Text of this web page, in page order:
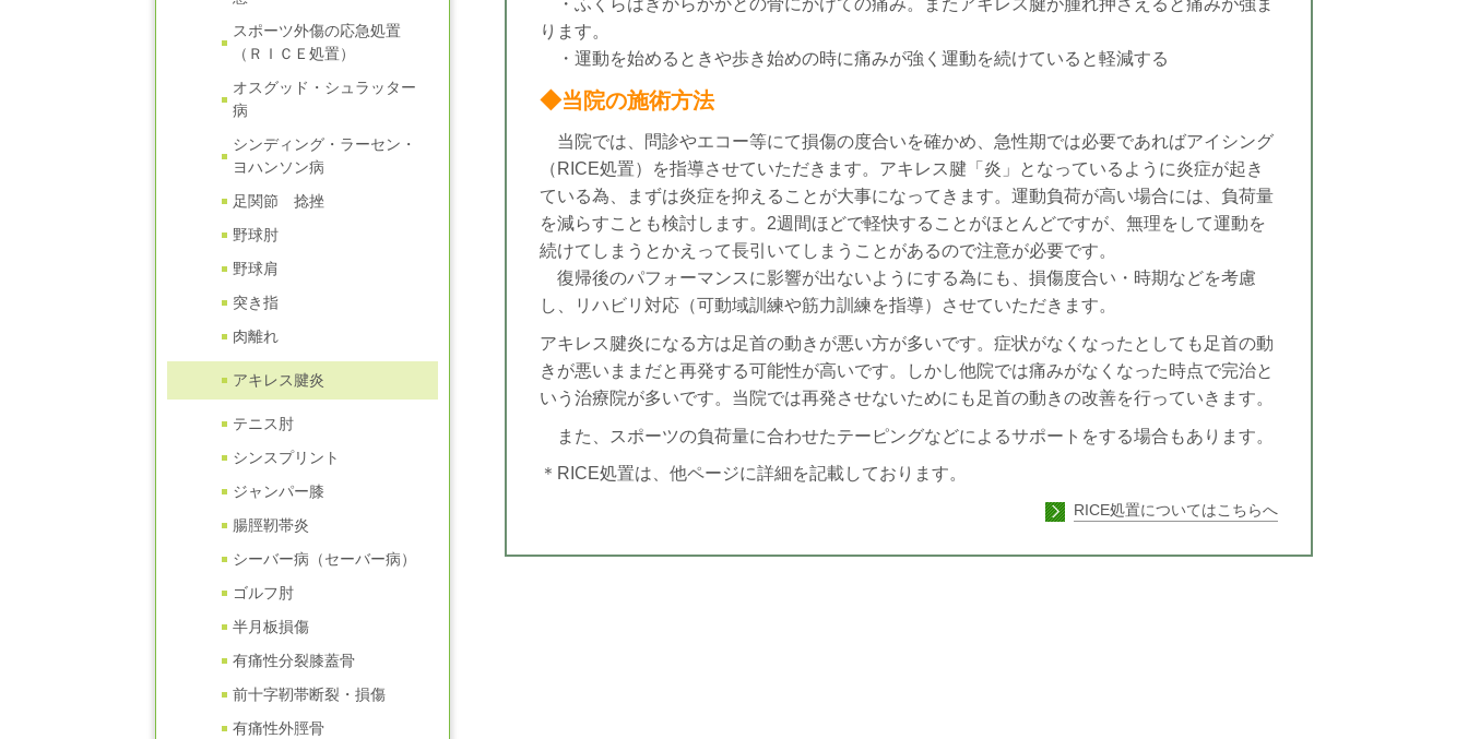
・ふくらはぎからかかとの骨にかけての痛み。またアキレス腱が腫れ押さえると痛みが強ま
ります。
・運動を始めるときや歩き始めの時に痛みが強く運動を続けていると軽減する
◆当院の施術方法
当院では、問診やエコー等にて損傷の度合いを確かめ、 急性期では必要であればアイシング
（ RICE処置） を指導させていただきます。 アキレス腱「炎」となっているように炎症が起き
ている為、まずは炎症を抑えることが大事になってきます。運動負荷が高い場合には、負荷量
を減らすことも検討します。2週間ほどで軽快することがほとんどですが、無理をして運動を
続けてしまうとかえって長引いてしまうことがあるので注意が必要です。
復帰後のパフォーマンスに影響が出ないようにする為にも、損傷度合い・時期などを考慮
し、リハビリ対応（可動域訓練や筋力訓練を指導）させていただきます。
アキレス腱炎になる方は足首の動きが悪い方が多いです。症状がなくなったとしても足首の動
きが悪いままだと再発する可能性が高いです。しかし他院では痛みがなくなった時点で完治と
いう治療院が多いです。当院では再発させないためにも足首の動きの改善を行っていきます。
また、スポーツの負荷量に合わせたテーピングなどによるサポートをする場合もあります。
＊RICE処置は、他ページに詳細を記載しております。
RICE処置についてはこちらへ
スポーツ外傷の応急処置
（ＲＩＣＥ処置）
オスグッド・シュラッター
病
シンディング・ラーセン・
ヨハンソン病
足関節 捻挫
野球肘
野球肩
突き指
肉離れ
アキレス腱炎
テニス肘
シンスプリント
ジャンパー膝
腸脛靭帯炎
シーバー病（セーバー病）
ゴルフ肘
半月板損傷
有痛性分裂膝蓋骨
前十字靭帯断裂・損傷
有痛性外脛骨